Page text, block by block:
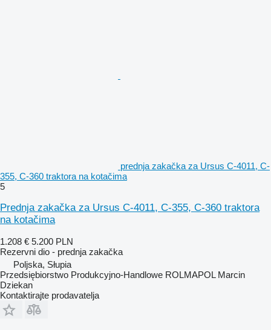
prednja zakačka za Ursus C-4011, C-
355, C-360 traktora na kotačima
5
Prednja zakačka za Ursus C-4011, C-355, C-360 traktora
na kotačima
1.208 € 5.200 PLN
Rezervni dio - prednja zakačka
Poljska, Słupia
Przedsiębiorstwo Produkcyjno-Handlowe ROLMAPOL Marcin
Dziekan
Kontaktirajte prodavatelja